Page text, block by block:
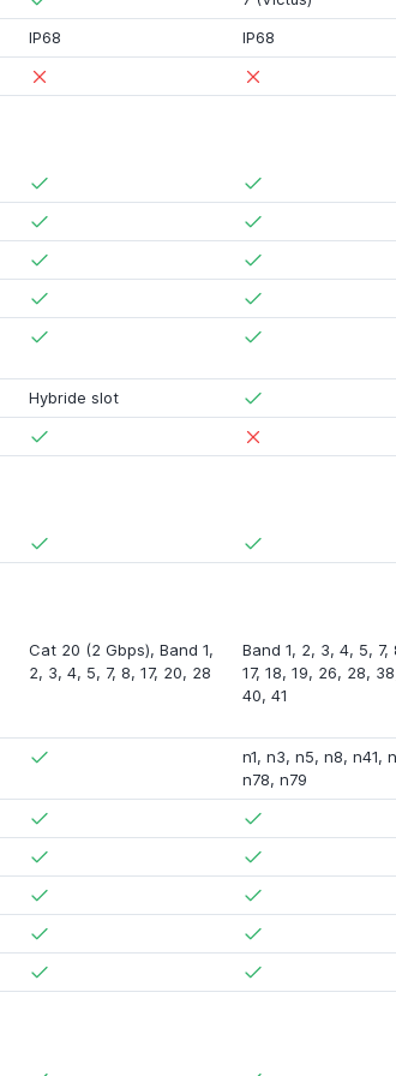
IP68
IP68
Hybride slot
Cat 20 (2 Gbps), Band 1,
2, 3, 4, 5, 7, 8, 17, 20, 28
Band 1, 2, 3, 4, 5, 7,
17, 18, 19, 26, 28, 38
40, 41
n1, n3, n5, n8, n41,
n78, n79